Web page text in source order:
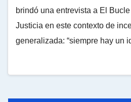
brindó una entrevista a El
Justicia en este contexto de
generalizada: “siempre hay un